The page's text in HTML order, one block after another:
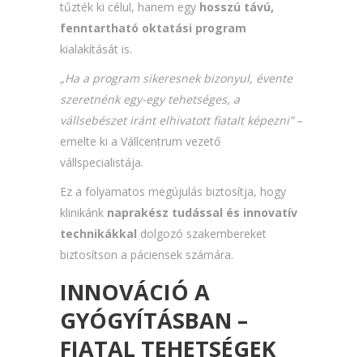
tűzték ki célul, hanem egy hosszú távú,
fenntartható oktatási program
kialakítását is.
„Ha a program sikeresnek bizonyul, évente
szeretnénk egy-egy tehetséges, a
vállsebészet iránt elhivatott fiatalt képezni”–
emelte ki a Vállcentrum vezető
vállspecialistája.
Ez a folyamatos megújulás biztosítja, hogy
klinikánk naprakész tudással és innovatív
technikákkal dolgozó szakembereket
biztosítson a páciensek számára.
INNOVÁCIÓ A
GYÓGYÍTÁSBAN –
FIATAL TEHETSÉGEK